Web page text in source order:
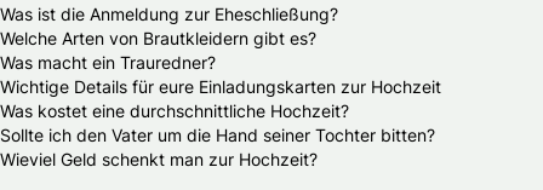
Was ist die Anmeldung zur Eheschließung?
Welche Arten von Brautkleidern gibt es?
Was macht ein Trauredner?
Wichtige Details für eure Einladungskarten zur Hochzeit
Was kostet eine durchschnittliche Hochzeit?
Sollte ich den Vater um die Hand seiner Tochter bitten?
Wieviel Geld schenkt man zur Hochzeit?